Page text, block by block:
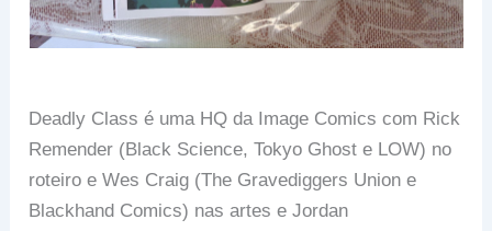
Deadly Class é uma HQ da Image Comics com Rick
Remender (Black Science, Tokyo Ghost e LOW) no
roteiro e Wes Craig (The Gravediggers Union e
Blackhand Comics) nas artes e Jordan